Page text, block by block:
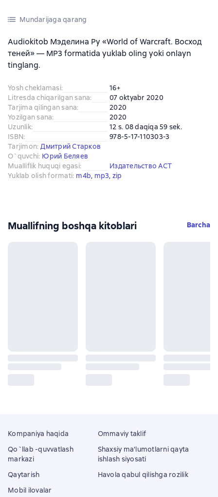
Mundarijaga qarang
Audiokitob Мэделина Ру «World of Warcraft. Восход
теней» — MP3 formatida yuklab oling yoki onlayn
tinglang.
Yosh cheklamasi:
16+
Litresda chiqarilgan sana:
07 oktyabr 2020
Tarjima qilingan sana:
2020
Yozilgan sana:
2020
Uzunlik:
12 s. 08 daqiqa 59 sek.
ISBN:
978-5-17-110303-3
Tarjimon: Дмитрий Старков
O`quvchi: Юрий Беляев
Mualliflik huquqi egasi:
Издательство АСТ
Yuklab olish formati: m4b, mp3, zip
Muallifning boshqa kitoblari Barcha
Kompaniya haqida
Qo`llab -quvvatlash
markazi
Qaytarish
Mobil ilovalar
Ommaviy taklif
Shaxsiy ma'lumotlarni qayta
ishlash siyosati
Havola qabul qilishga rozilik